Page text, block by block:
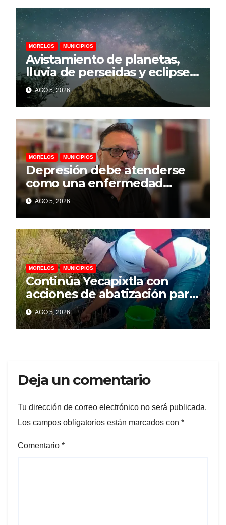
MORELOS MUNICIPIOS
Avistamiento de planetas,
lluvia de perseidas y eclipse
parcial llegarán a
Chalcatzingo en agosto
AGO 5, 2026
MORELOS MUNICIPIOS
Depresión debe atenderse
como una enfermedad
mental para prevenir el
suicidio: psicólogo
AGO 5, 2026
MORELOS MUNICIPIOS
Continúa Yecapixtla con
acciones de abatización para
prevenir dengue, zika y
chikungunya
AGO 5, 2026
Deja un comentario
Tu dirección de correo electrónico no será publicada.
Los campos obligatorios están marcados con *
Comentario *